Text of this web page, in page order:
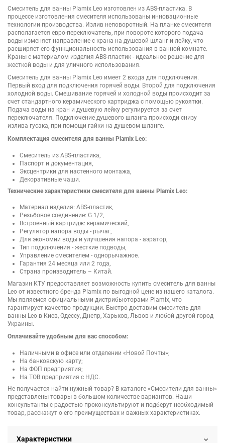
Смеситель для ванны Plamix Leo изготовлен из ABS-пластика. В
процессе изготовления смесителя использованы инновационные
технологии производства. Излив неповоротный. На планке смесителя
располагается евро-переключатель, при повороте которого подача
воды изменяет направление с крана на душевой шланг и лейку, что
расширяет его функциональность использования в ванной комнате.
Краны с материалом изделия ABS-пластик - идеальное решение для
жесткой воды и для уличного использования.
Смеситель для ванны Plamix Leo имеет 2 входа для подключения.
Первый вход для подключения горячей воды. Второй для подключения
холодной воды. Смешивание горячей и холодной воды происходит за
счет стандартного керамического картриджа с помощью рукоятки.
Подача воды на кран и душевую лейку регулируется за счет
переключателя. Подключение душевого шланга происходи снизу
излива гусака, при помощи гайки на душевом шланге.
Комплектация смесителя для ванны Plamix Leo:
Смеситель из ABS-пластика,
Паспорт и документация,
Эксцентрики для настенного монтажа,
Декоративные чаши.
Технические характеристики смесителя для ванны Plamix Leo:
Материал изделия: ABS-пластик,
Резьбовое соединение: G 1/2,
Встроенный картридж: керамический,
Регулятор напора воды - рычаг,
Для экономии воды и улучшения напора - аэратор,
Тип подключения - жесткие подводы,
Управление смесителем - однорычажное.
Гарантия 24 месяца или 2 года,
Страна производитель – Китай.
Магазин КТУ предоставляет возможность купить смеситель для ванны
Leo от известного бренда Plamix по выгодной цене из нашего каталога.
Мы являемся официальными дистрибьюторами Plamix, что
гарантирует качество продукции. Быстро доставим смеситель для
ванны Leo в Киев, Одессу, Днепр, Харьков, Львов и любой другой город
Украины.
Оплачивайте удобным для вас способом:
Наличными в офисе или отделении «Новой Почты»;
На банковскую карту;
На ФОП предприятия;
На ТОВ предприятия с НДС.
Не получается найти нужный товар? В каталоге «Смесители для ванны»
представлены товары в большом количестве вариантов. Наши
консультанты с радостью проконсультируют и подберут необходимый
товар, расскажут о его преимуществах и важных характеристиках.
Характеристики